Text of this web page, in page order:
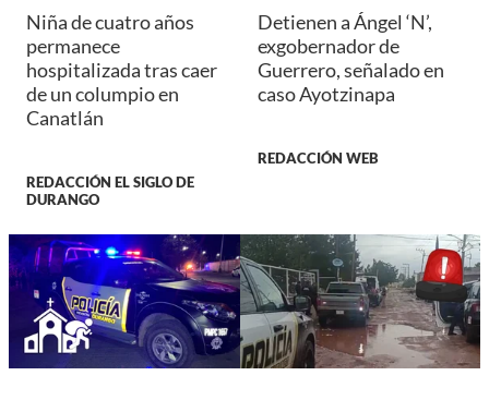
Niña de cuatro años
permanece
hospitalizada tras caer
de un columpio en
Canatlán
REDACCIÓN EL SIGLO DE
DURANGO
Detienen a Ángel ‘N’,
exgobernador de
Guerrero, señalado en
caso Ayotzinapa
REDACCIÓN WEB